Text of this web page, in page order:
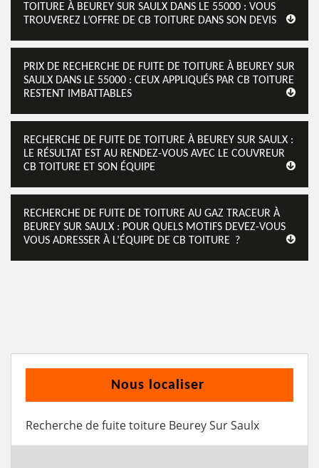
TOITURE À BEUREY SUR SAULX DANS LE 55000 : VOUS
TROUVEREZ L’OFFRE DE CB TOITURE DANS SON DEVIS
PRIX DE RECHERCHE DE FUITE DE TOITURE À BEUREY SUR
SAULX DANS LE 55000 : CEUX APPLIQUÉS PAR CB TOITURE
RESTENT IMBATTABLES
RECHERCHE DE FUITE DE TOITURE À BEUREY SUR SAULX :
LE RÉSULTAT EST AU RENDEZ-VOUS AVEC LE COUVREUR
CB TOITURE ET SON ÉQUIPE
RECHERCHE DE FUITE DE TOITURE AU GAZ TRACEUR À
BEUREY SUR SAULX : POUR QUELS MOTIFS DEVEZ-VOUS
VOUS ADRESSER À L’ÉQUIPE DE CB TOITURE ?
Nous localiser
Recherche de fuite toiture Beurey Sur Saulx